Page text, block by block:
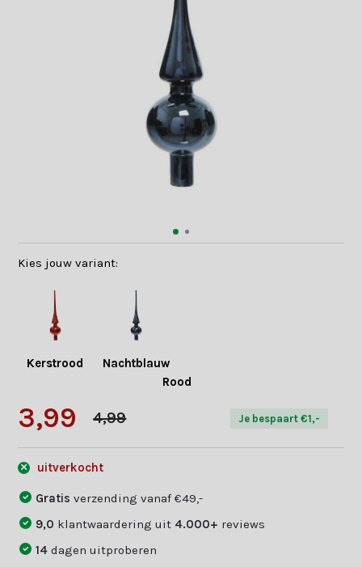
Kies jouw variant:
Kerstrood
Nachtblauw
Rood
3,99 4,99 Je bespaart €1,-
uitverkocht
Gratisverzending vanaf €49,-
9,0 klantwaardering uit 4.000+ reviews
14dagen uitproberen